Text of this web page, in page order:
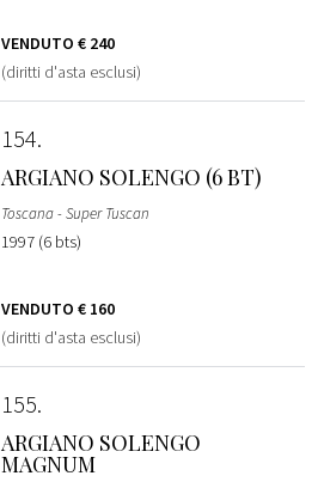
VENDUTO € 240
(diritti d'asta esclusi)
154
ARGIANO SOLENGO (6 BT)
Toscana - Super Tuscan
1997 (6 bts)
VENDUTO € 160
(diritti d'asta esclusi)
155
ARGIANO SOLENGO
MAGNUM